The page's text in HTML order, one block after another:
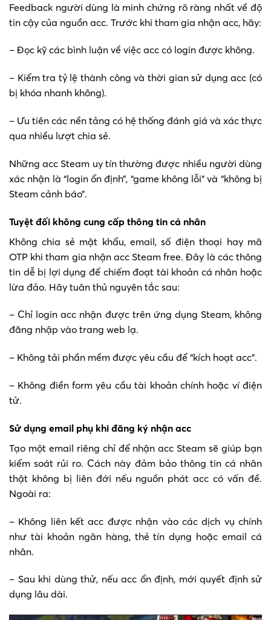
Feedback người dùng là minh chứng rõ ràng nhất về độ
tin cậy của nguồn acc. Trước khi tham gia nhận acc, hãy:
– Đọc kỹ các bình luận về việc acc có login được không.
– Kiểm tra tỷ lệ thành công và thời gian sử dụng acc (có
bị khóa nhanh không).
– Ưu tiên các nền tảng có hệ thống đánh giá và xác thực
qua nhiều lượt chia sẻ.
Những acc Steam uy tín thường được nhiều người dùng
xác nhận là “login ổn định”, “game không lỗi” và “không bị
Steam cảnh báo”.
Tuyệt đối không cung cấp thông tin cá nhân
Không chia sẻ mật khẩu, email, số điện thoại hay mã
OTP khi tham gia nhận acc Steam free. Đây là các thông
tin dễ bị lợi dụng để chiếm đoạt tài khoản cá nhân hoặc
lừa đảo. Hãy tuân thủ nguyên tắc sau:
– Chỉ login acc nhận được trên ứng dụng Steam, không
đăng nhập vào trang web lạ.
– Không tải phần mềm được yêu cầu để “kích hoạt acc”.
– Không điền form yêu cầu tài khoản chính hoặc ví điện
tử.
Sử dụng email phụ khi đăng ký nhận acc
Tạo một email riêng chỉ để nhận acc Steam sẽ giúp bạn
kiểm soát rủi ro. Cách này đảm bảo thông tin cá nhân
thật không bị liên đới nếu nguồn phát acc có vấn đề.
Ngoài ra:
– Không liên kết acc được nhận vào các dịch vụ chính
như tài khoản ngân hàng, thẻ tín dụng hoặc email cá
nhân.
– Sau khi dùng thử, nếu acc ổn định, mới quyết định sử
dụng lâu dài.